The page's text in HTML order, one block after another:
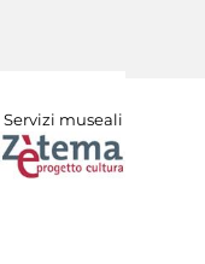
Servizi museali